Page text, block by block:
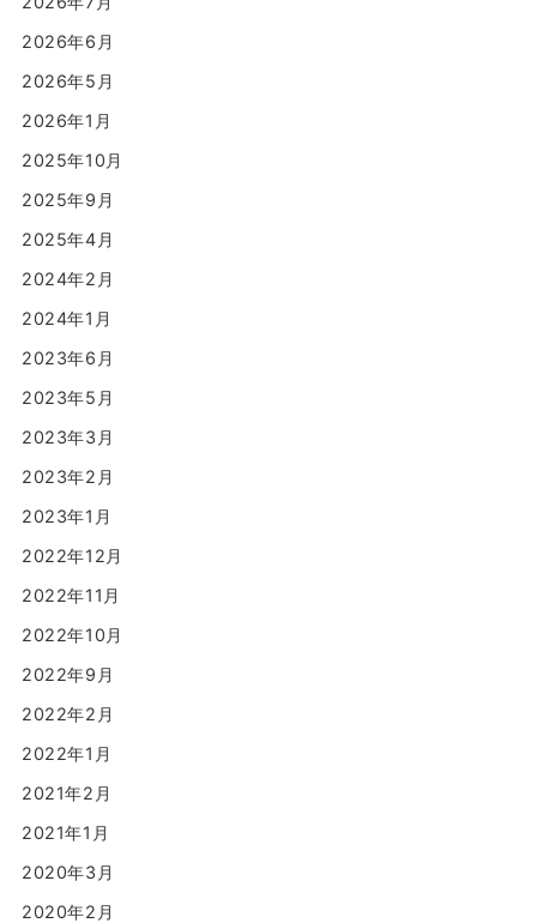
2026年6月
2026年5月
2026年1月
2025年10月
2025年9月
2025年4月
2024年2月
2024年1月
2023年6月
2023年5月
2023年3月
2023年2月
2023年1月
2022年12月
2022年11月
2022年10月
2022年9月
2022年2月
2022年1月
2021年2月
2021年1月
2020年3月
2020年2月